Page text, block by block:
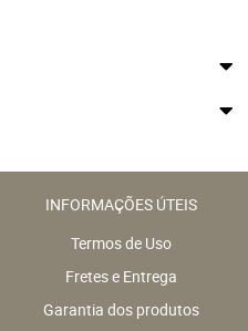
INFORMAÇÕES ÚTEIS
Termos de Uso
Fretes e Entrega
Garantia dos produtos